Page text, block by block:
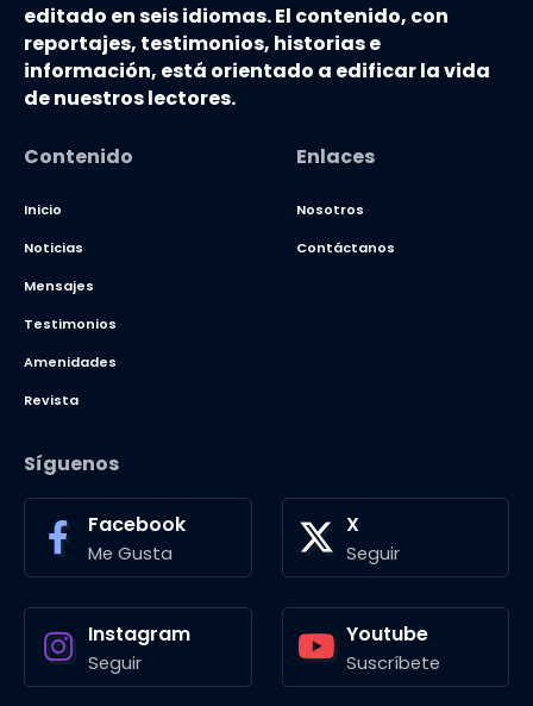
editado en seis idiomas. El contenido, con
reportajes, testimonios, historias e
información, está orientado a edificar la vida
de nuestros lectores.
Contenido
Inicio
Noticias
Mensajes
Testimonios
Amenidades
Revista
Enlaces
Nosotros
Contáctanos
Síguenos
Facebook
Me Gusta
X
Seguir
Instagram
Seguir
Youtube
Suscríbete